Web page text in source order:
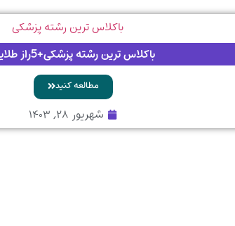
باکلاس ترین رشته پزشکی+5راز طلایی
مطالعه کنید
شهریور ۲۸, ۱۴۰۳